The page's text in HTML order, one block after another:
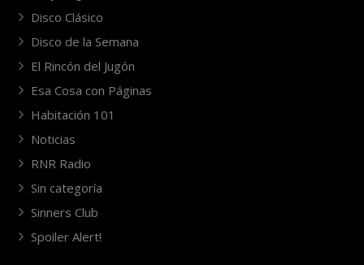
Disco Clásico
Disco de la Semana
El Rincón del Jugón
Esa Cosa con Páginas
Habitación 101
Noticias
RNR Radio
Sin categoría
Sinners Club
Spoiler Alert!